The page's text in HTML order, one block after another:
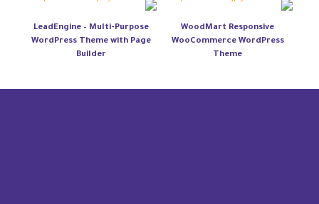
WoodMart Responsive
WooCommerce WordPress
Theme
LeadEngine – Multi-Purpose
WordPress Theme with Page
Builder